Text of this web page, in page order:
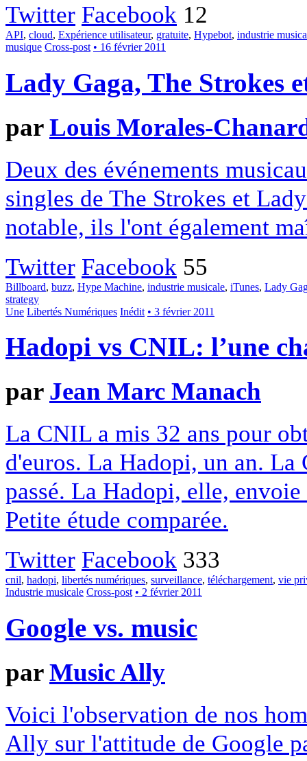
Twitter Facebook 12
API, cloud, Expérience utilisateur, gratuite, Hypebot, industrie
musique Cross-post • 16 février 2011
Lady Gaga, The Strokes
parLouis Morales-
Deux des événements
singles de The Strokes et
notable, ils l'ont également
Twitter Facebook 55
Billboard, buzz, Hype Machine, industrie musicale, iTunes, Lady
strategy
Une Libertés Numériques Inédit • 3 février 2011
Hadopi vs CNIL: l’une
par Jean Marc Manach
La CNIL a mis 32 ans pour
d'euros. La Hadopi, un an.
passé. La Hadopi, elle,
Petite étude comparée.
Twitter Facebook 333
cnil, hadopi, libertés numériques, surveillance, téléchargement, vie
Industrie musicale Cross-post • 2 février 2011
Google vs. music
parMusic Ally
Voici l'observation de nos
Ally sur l'attitude de Google